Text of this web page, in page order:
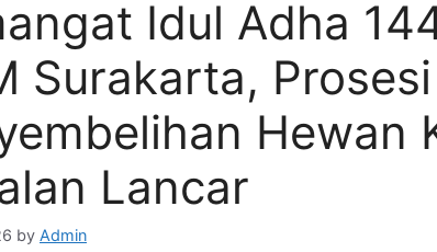
Idul Adha
Surakarta, Prosesi
Hewan
Lancar
by Admin